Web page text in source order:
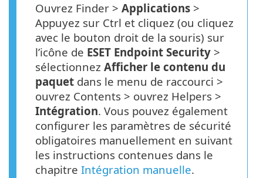
Ouvrez Finder > Applications >
Appuyez sur Ctrl et cliquez (ou cliquez
avec le bouton droit de la souris) sur
l’icône de ESET Endpoint Security >
sélectionnez Afficher le contenu du
paquet dans le menu de raccourci >
ouvrez Contents > ouvrez Helpers >
Intégration. Vous pouvez également
configurer les paramètres de sécurité
obligatoires manuellement en suivant
les instructions contenues dans le
chapitre Intégration manuelle.